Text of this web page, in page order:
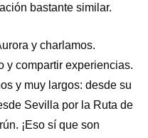
bastante similar.
y charlamos.
y compartir experiencias.
y muy largos: desde su
Sevilla por la Ruta de
¡Eso sí que son